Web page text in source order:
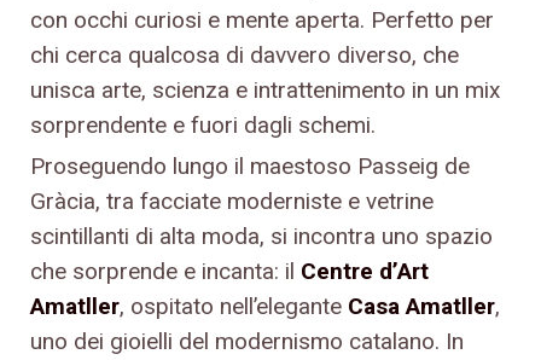
con occhi curiosi e mente aperta. Perfetto per
chi cerca qualcosa di davvero diverso, che
unisca arte, scienza e intrattenimento in un mix
sorprendente e fuori dagli schemi.
Proseguendo lungo il maestoso Passeig de
Gràcia, tra facciate moderniste e vetrine
scintillanti di alta moda, si incontra uno spazio
che sorprende e incanta: il Centre d’Art
Amatller, ospitato nell’elegante Casa Amatller,
uno dei gioielli del modernismo catalano. In